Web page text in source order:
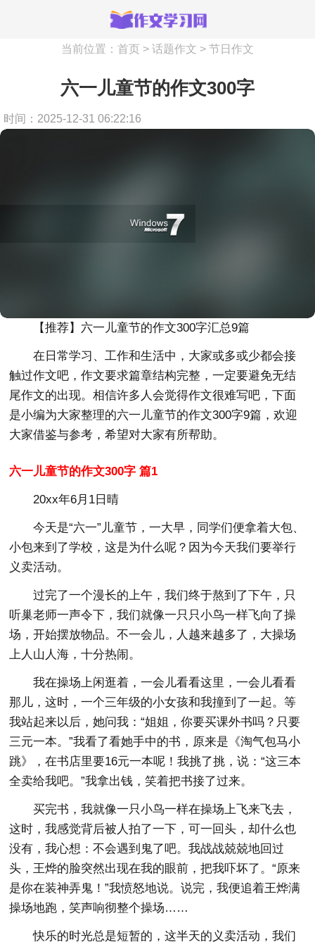
当前位置： 首页 > 话题作文 > 节日作文
六一儿童节的作文300字
时间：2025-12-31 06:22:16
【推荐】六一儿童节的作文300字汇总9篇
在日常学习、工作和生活中，大家或多或少都会接
触过作文吧，作文要求篇章结构完整，一定要避免无结
尾作文的出现。相信许多人会觉得作文很难写吧，下面
是小编为大家整理的六一儿童节的作文300字9篇，欢迎
大家借鉴与参考，希望对大家有所帮助。
六一儿童节的作文300字 篇1
20xx年6月1日晴
今天是“六一”儿童节，一大早，同学们便拿着大包、
小包来到了学校，这是为什么呢？因为今天我们要举行
义卖活动。
过完了一个漫长的上午，我们终于熬到了下午，只
听巢老师一声令下，我们就像一只只小鸟一样飞向了操
场，开始摆放物品。不一会儿，人越来越多了，大操场
上人山人海，十分热闹。
我在操场上闲逛着，一会儿看看这里，一会儿看看
那儿，这时，一个三年级的小女孩和我撞到了一起。等
我站起来以后，她问我：“姐姐，你要买课外书吗？只要
三元一本。”我看了看她手中的书，原来是《淘气包马小
跳》，在书店里要16元一本呢！我挑了挑，说：“这三本
全卖给我吧。”我拿出钱，笑着把书接了过来。
买完书，我就像一只小鸟一样在操场上飞来飞去，
这时，我感觉背后被人拍了一下，可一回头，却什么也
没有，我心想：不会遇到鬼了吧。我战战兢兢地回过
头，王烨的脸突然出现在我的眼前，把我吓坏了。“原来
是你在装神弄鬼！”我愤怒地说。说完，我便追着王烨满
操场地跑，笑声响彻整个操场……
快乐的时光总是短暂的，这半天的义卖活动，我们